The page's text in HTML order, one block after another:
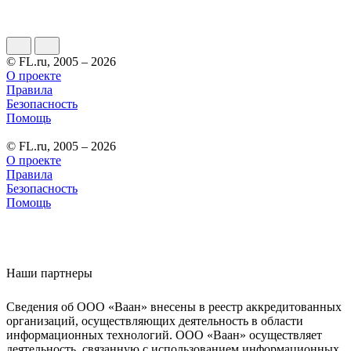
© FL.ru, 2005 – 2026
О проекте
Правила
Безопасность
Помощь
© FL.ru, 2005 – 2026
О проекте
Правила
Безопасность
Помощь
Наши партнеры
Сведения об ООО «Ваан» внесены в реестр аккредитованных
организаций, осуществляющих деятельность в области
информационных технологий. ООО «Ваан» осуществляет